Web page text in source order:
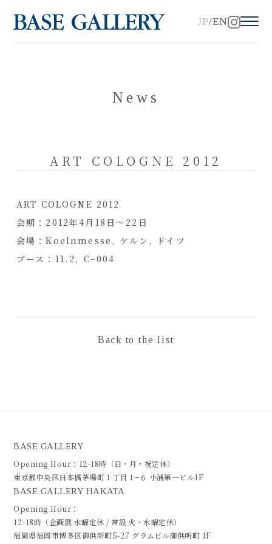
EN
JP
News
ART COLOGNE 2012
ART COLOGNE 20 12
会期 ： 20 12年4 月 18 日 ～ 22 日
会場 ：Koelnme sse , ケル ン , ド イ ツ
ブース ： 11. 2, C–004
Back to the list
BASE GALLERY
Opening Hour：12-18時（日・月・祝定休）
東京都中央区日本橋茅場町１丁目１−６ 小浦第一ビル1F
BASE GALLERY HAKATA
Opening Hour：
12-18時（企画展 水曜定休 / 常設 火・水曜定休）
福岡県福岡市博多区御供所町5-27 グラムビル御供所町 1F